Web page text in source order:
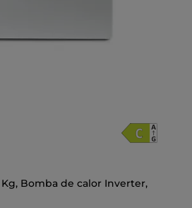
Kg, Bomba de calor Inverter,